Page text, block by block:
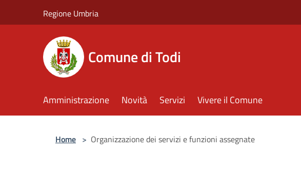
Regione Umbria
Comune di Todi
Amministrazione Novità Servizi Vivere il Comune
Home > Organizzazione dei servizi e funzioni assegnate